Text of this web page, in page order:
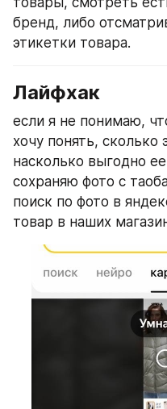
бренд, либо
этикетки товара.
Лайфхак
если я не понимаю,
хочу понять, сколько
насколько выгодно
сохраняю фото с
поиск по фото в
товар в наших